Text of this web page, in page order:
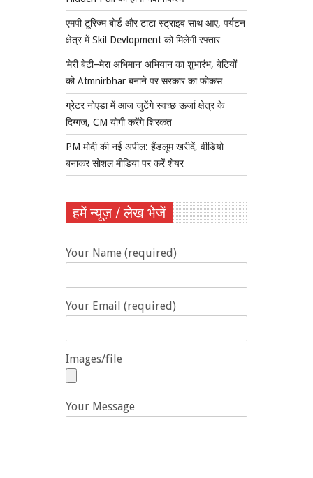
एमपी टूरिज्म बोर्ड और टाटा स्ट्राइव साथ आए, पर्यटन
क्षेत्र में Skil Devlopment को मिलेगी रफ्तार
‘मेरी बेटी–मेरा अभिमान’ अभियान का शुभारंभ, बेटियों
को Atmnirbhar बनाने पर सरकार का फोकस
ग्रेटर नोएडा में आज जुटेंगे स्वच्छ ऊर्जा क्षेत्र के
दिग्गज, CM योगी करेंगे शिरकत
PM मोदी की नई अपील: हैंडलूम खरीदें, वीडियो
बनाकर सोशल मीडिया पर करें शेयर
हमें न्यूज़ / लेख भेजें
Your Name (required)
Your Email (required)
Images/file
Your Message